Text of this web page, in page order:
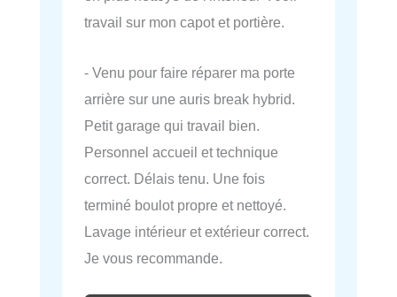
travail sur mon capot et portière.
- Venu pour faire réparer ma porte
arrière sur une auris break hybrid.
Petit garage qui travail bien.
Personnel accueil et technique
correct. Délais tenu. Une fois
terminé boulot propre et nettoyé.
Lavage intérieur et extérieur correct.
Je vous recommande.